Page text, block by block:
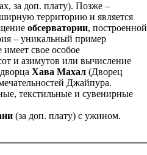
за доп. плату). Позже –
территорию и является
обсерватории, построенной
– уникальный пример
свое особое
и азимутов или вычисление
Хава Махал (Дворец
Джайпура.
текстильные и сувенирные
(за доп. плату) с ужином.